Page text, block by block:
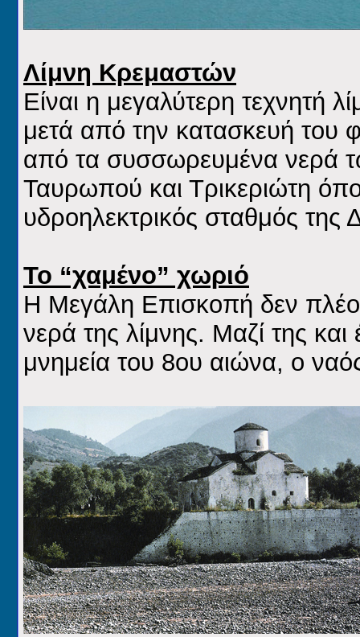
Λίμνη Κρεμαστών
Είναι η μεγαλύτερη τεχνητή
μετά από την κατασκευή
από τα συσσωρευμένα νερά
Ταυρωπού και Τρικεριώτη
υδροηλεκτρικός σταθμός της
Το “χαμένο” χωριό
Η Μεγάλη Επισκοπή δεν
νερά της λίμνης. Μαζί της
μνημεία του 8ου αιώνα, ο